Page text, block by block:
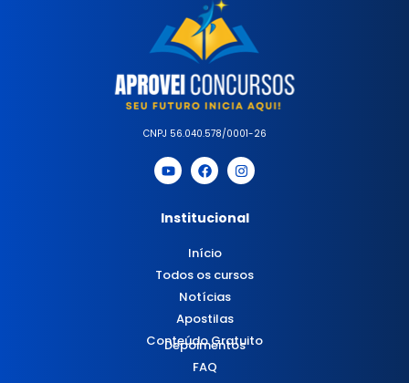
CNPJ 56.040.578/0001-26
Institucional
Início
Todos os cursos
Notícias
Apostilas
Conteúdo Gratuito
Depoimentos
FAQ